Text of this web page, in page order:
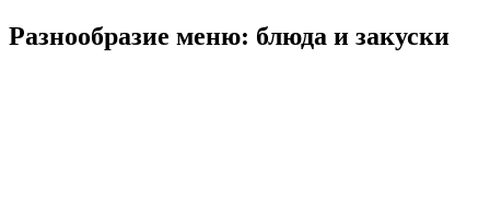
Разнообразие меню: блюда и закуски